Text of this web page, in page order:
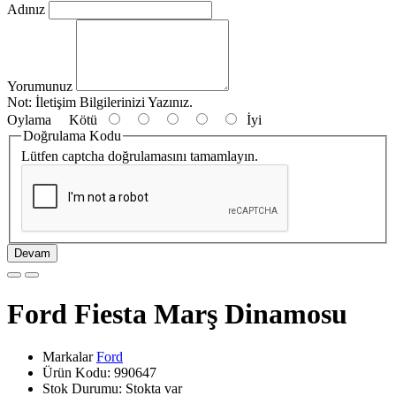
Adınız
Yorumunuz
Not: İletişim Bilgilerinizi Yazınız.
Oylama Kötü
İyi
Doğrulama Kodu
Lütfen captcha doğrulamasını tamamlayın.
Devam
Ford Fiesta Marş Dinamosu
MarkalarFord
Ürün Kodu: 990647
Stok Durumu: Stokta var